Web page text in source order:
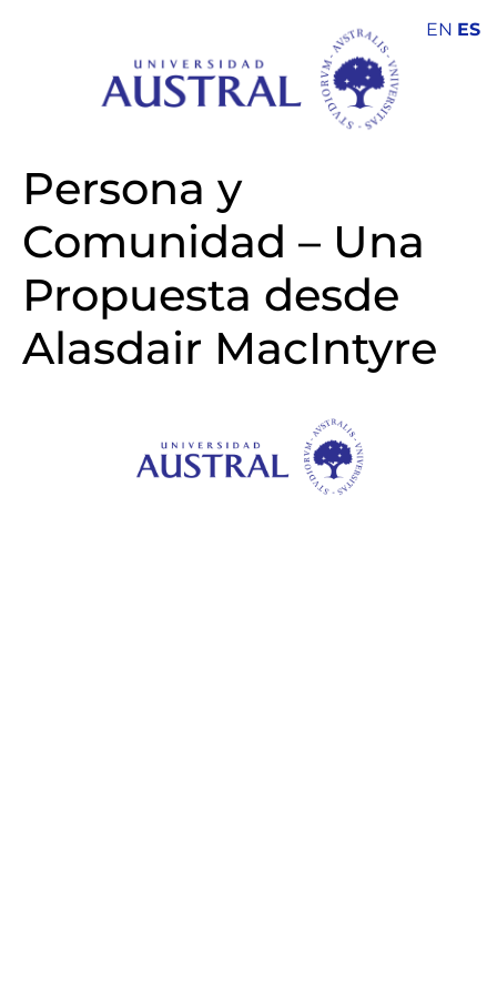
Persona y
Comunidad – Una
Propuesta desde
Alasdair MacIntyre
EN ES